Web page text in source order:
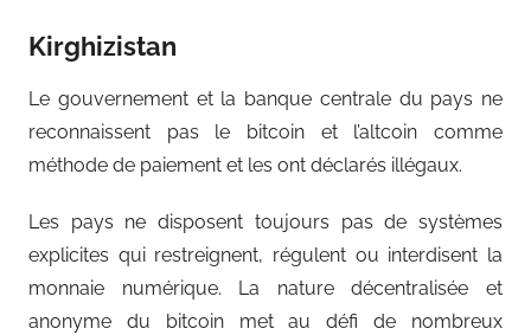
Kirghizistan
Le gouvernement et la banque centrale du pays ne
reconnaissent pas le bitcoin et l’altcoin comme
méthode de paiement et les ont déclarés illégaux.
Les pays ne disposent toujours pas de systèmes
explicites qui restreignent, régulent ou interdisent la
monnaie numérique. La nature décentralisée et
anonyme du bitcoin met au défi de nombreux